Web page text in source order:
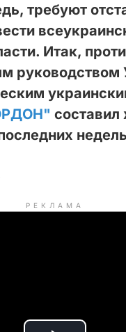
требуют
Итак,
руководством
составил
РЕКЛАМА